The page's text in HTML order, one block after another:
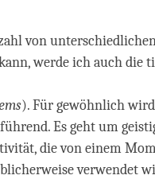
von
werde ich auch die
). Für gewöhnlich wird
Es geht um
die von einem
verwendet